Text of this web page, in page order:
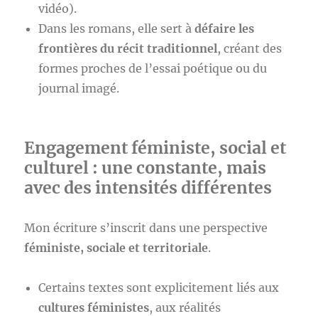
vidéo).
Dans les romans, elle sert àdéfaire les
frontières du récit traditionnel, créant des
formes proches de l’essai poétique ou du
journal imagé.
Engagement féministe, social et
culturel : une constante, mais
avec des intensités différentes
Mon écriture s’inscrit dans une perspective
féministe, sociale et territoriale.
Certains textes sont explicitement liés aux
cultures féministes, aux réalités